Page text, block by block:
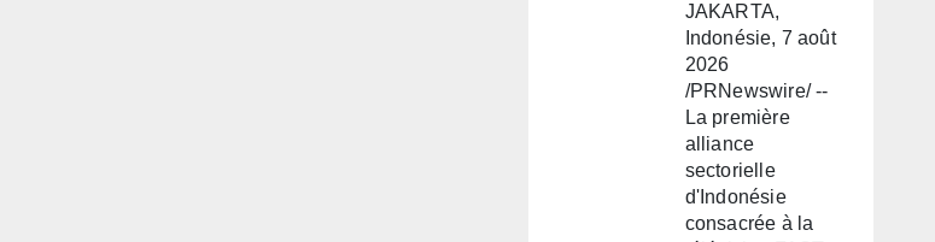
JAKARTA,
Indonésie, 7 août
2026
/PRNewswire/ --
La première
alliance
sectorielle
d'Indonésie
consacrée à la